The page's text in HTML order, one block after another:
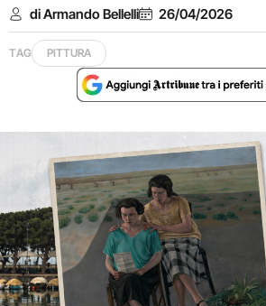
di Armando Bellelli 26/04/2026
TAG PITTURA